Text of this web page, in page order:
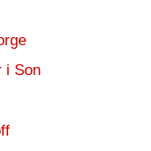
i Son